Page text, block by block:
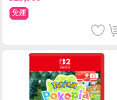
免運